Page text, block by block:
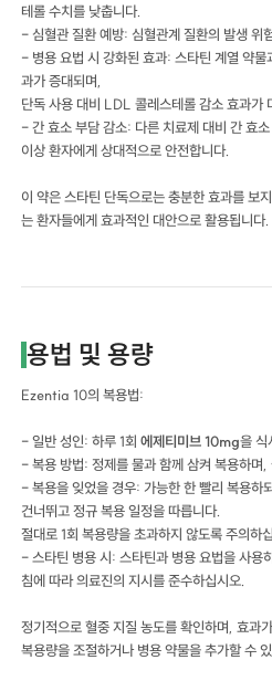
테롤 수치를 낮춥니다.
- 심혈관 질환 예방: 심혈관계 질환의 발생 위
- 병용 요법 시 강화된 효과: 스타틴 계열 약
과가 증대되며,
단독 사용 대비 LDL 콜레스테롤 감소 효과가
- 간 효소 부담 감소: 다른 치료제 대비 간 효
이상 환자에게 상대적으로 안전합니다.
이 약은 스타틴 단독으로는 충분한 효과를 보
는 환자들에게 효과적인 대안으로 활용됩니다.
용법 및 용량
Ezentia 10의 복용법:
- 일반 성인: 하루 1회에제티미브 10mg을 식
- 복용 방법: 정제를 물과 함께 삼켜 복용하며,
- 복용을 잊었을 경우: 가능한 한 빨리 복용하
건너뛰고 정규 복용 일정을 따릅니다.
절대로 1회 복용량을 초과하지 않도록 주의하
- 스타틴 병용 시: 스타틴과 병용 요법을 사용
침에 따라 의료진의 지시를 준수하십시오.
정기적으로 혈중 지질 농도를 확인하며, 효과
복용량을 조절하거나 병용 약물을 추가할 수